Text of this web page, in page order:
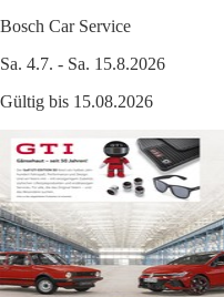
Bosch Car Service
Sa. 4.7. - Sa. 15.8.2026
Gültig bis 15.08.2026